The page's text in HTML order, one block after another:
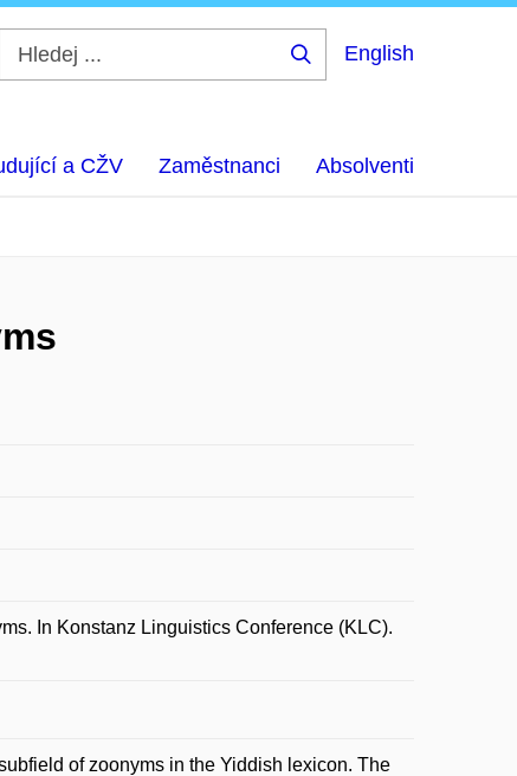
English
a CŽV Zaměstnanci Absolventi
In Konstanz Linguistics Conference (KLC).
of zoonyms in the Yiddish lexicon. The